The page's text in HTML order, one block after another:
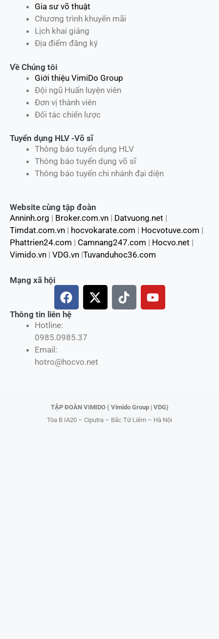
Gia sư võ thuật
Chương trình khuyến mãi
Lịch khai giảng
Địa điểm đăng ký
Về Chúng tôi
Giới thiệu VimiDo Group
Đội ngũ Huấn luyện viên
Đơn vị thành viên
Đối tác chiến lược
Tuyển dụng HLV -Võ sĩ
Thông báo tuyển dụng HLV
Thông báo tuyển dụng võ sĩ
Thông báo tuyển chi nhánh đại diện
Website cùng tập đoàn
Anninh.org | Broker.com.vn | Datvuong.net |
Timdat.com.vn | hocvokarate.com | Hocvotuve.com |
Phattrien24.com | Camnang247.com | Hocvo.net |
Vimido.vn | VDG.vn |Tuvanduhoc36.com
Hotline:
0985.0985.37
Email:
hotro@hocvo.net
Mạng xã hội
F
a
c
b
o
X
-
t
T
i
Y
o
Thông tin liên hệ
TẬP ĐOÀN VIMIDO ( Vimido Group | VDG)
Tòa B IA20 – Ciputra – Bắc Từ Liêm – Hà Nội